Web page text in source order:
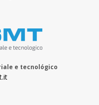
e tecnológico